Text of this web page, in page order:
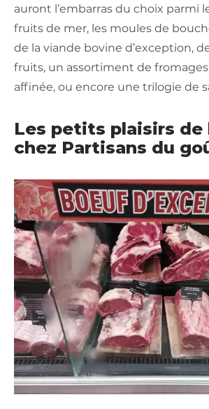
auront l’embarras du choix parmi
fruits de mer, les moules de
de la viande bovine d’exception,
fruits, un assortiment de
affinée, ou encore une trilogie de
Les petits plaisirs de
chez Partisans du